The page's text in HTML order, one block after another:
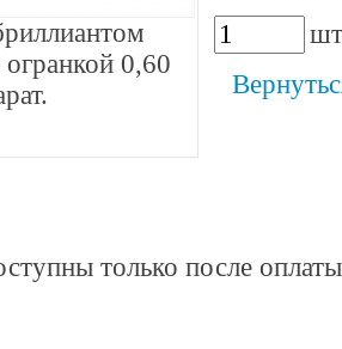
0,60
только после оплаты